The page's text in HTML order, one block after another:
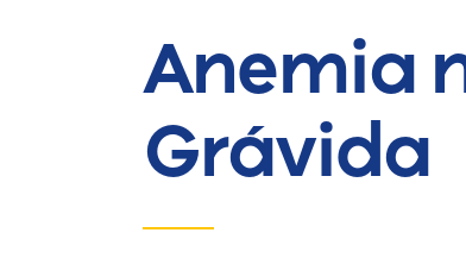
Anemia
Grávida